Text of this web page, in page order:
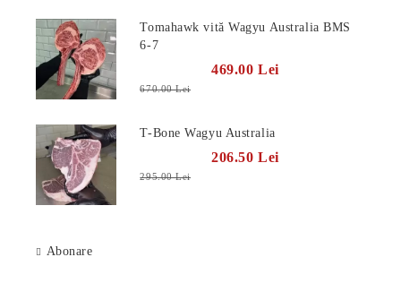
Tomahawk vită Wagyu Australia BMS
6-7
469.00 Lei
670.00 Lei
T-Bone Wagyu Australia
206.50 Lei
295.00 Lei
Abonare